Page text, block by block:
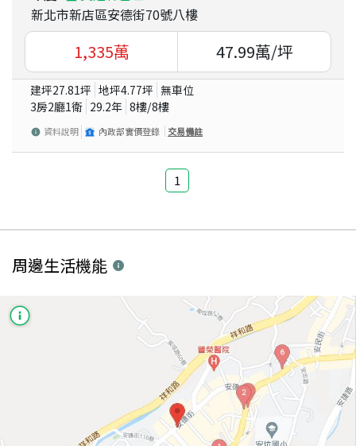
新北市新店區安德街70號八樓
1,335萬 47.99萬/坪
建坪27.81坪 地坪4.77坪 無車位
3房2廳1衛 29.2年 8樓/8樓
資料說明 內政部實價登錄 交易備註
1
周邊生活機能